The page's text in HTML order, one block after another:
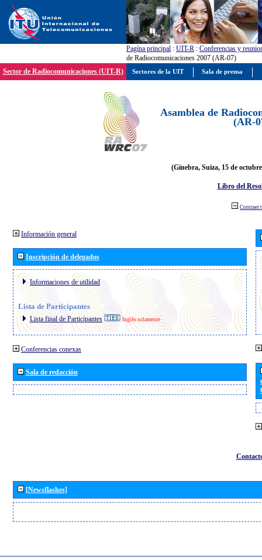
Pagína principal : UIT-R : Conferencias y
de Radiocomunicaciones 2007 (AR-07)
Sector de Radiocomunicaciones (UIT-R)
Asamblea de
(AR-
(Ginebra, Suiza, 15 de
Libro del
Contraer
Información general
Inscripción de delegados
Informaciones de utilidad
Lista de Participantes
Lista final de Participantes Inglés solamente
Conferencias conexas
Sala de redacción
[Newsflashes]
Sectores de la UIT Sala de prensa